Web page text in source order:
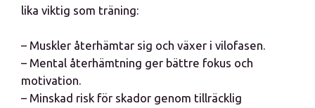
lika viktig som träning:
– Muskler återhämtar sig och växer i vilofasen.
– Mental återhämtning ger bättre fokus och
motivation.
– Minskad risk för skador genom tillräcklig